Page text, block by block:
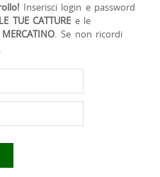
Inserisci login e password
LE TUE CATTURE e le
MERCATINO. Se non ricordi